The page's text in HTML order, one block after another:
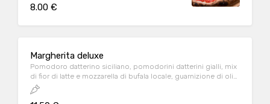
8.00 €
Margherita deluxe
Pomodoro datterino siciliano, pomodorini datterini gialli, mix
di fior di latte e mozzarella di bufala locale, guarnizione di olio
EVO aromatizzato al basilico